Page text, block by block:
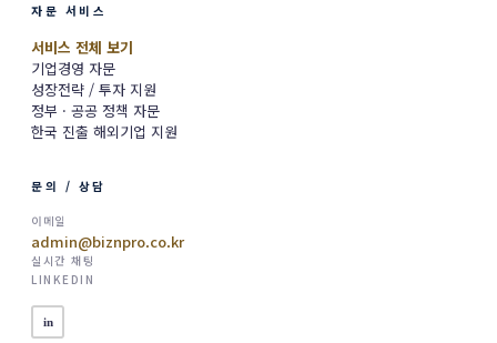
자문 서비스
서비스 전체 보기
기업경영 자문
성장전략 / 투자 지원
정부 · 공공 정책 자문
한국 진출 해외기업 지원
문의 / 상담
이메일
admin@biznpro.co.kr
실시간 채팅
LINKEDIN
in